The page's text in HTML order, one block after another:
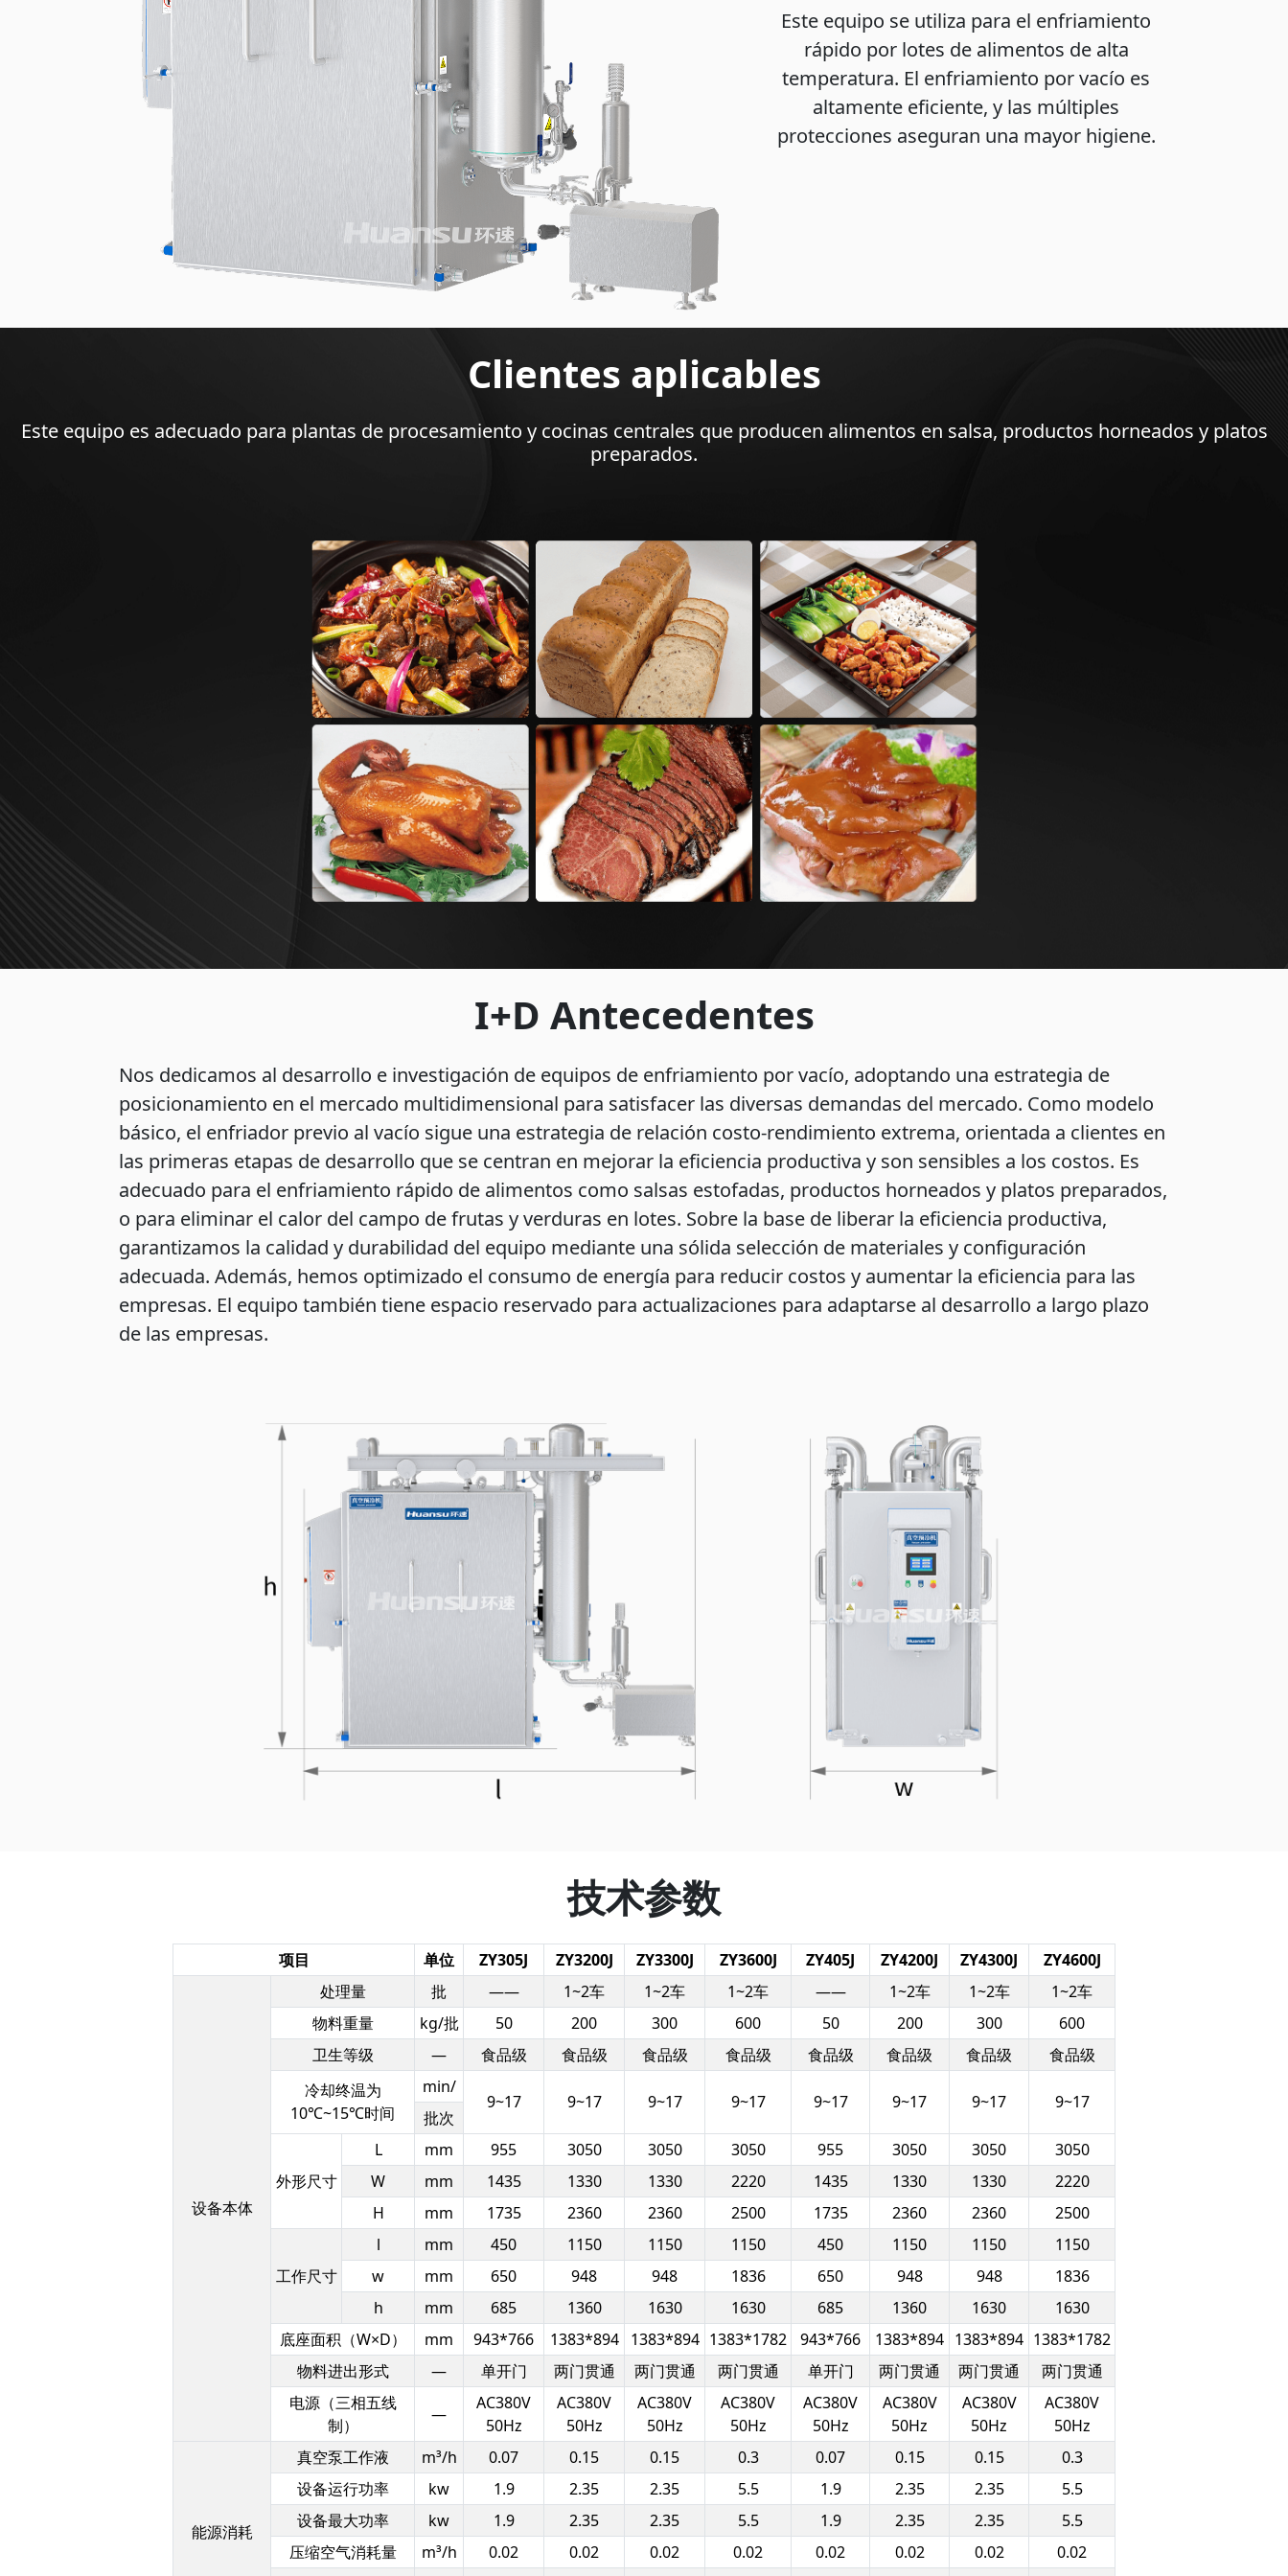
Este equipo se utiliza para el enfriamiento
rápido por lotes de alimentos de alta
temperatura. El enfriamiento por vacío es
altamente eficiente, y las múltiples
protecciones aseguran una mayor higiene.
Clientes aplicables
Este equipo es adecuado para plantas de procesamiento y cocinas centrales que producen alimentos en salsa, productos horneados y platos
preparados.
I+D Antecedentes
Nos dedicamos al desarrollo e investigación de equipos de enfriamiento por vacío, adoptando una estrategia de
posicionamiento en el mercado multidimensional para satisfacer las diversas demandas del mercado. Como modelo
básico, el enfriador previo al vacío sigue una estrategia de relación costo-rendimiento extrema, orientada a clientes en
las primeras etapas de desarrollo que se centran en mejorar la eficiencia productiva y son sensibles a los costos. Es
adecuado para el enfriamiento rápido de alimentos como salsas estofadas, productos horneados y platos preparados,
o para eliminar el calor del campo de frutas y verduras en lotes. Sobre la base de liberar la eficiencia productiva,
garantizamos la calidad y durabilidad del equipo mediante una sólida selección de materiales y configuración
adecuada. Además, hemos optimizado el consumo de energía para reducir costos y aumentar la eficiencia para las
empresas. El equipo también tiene espacio reservado para actualizaciones para adaptarse al desarrollo a largo plazo
de las empresas.
技术参数
项目 单位 ZY305J ZY3200J ZY3300J ZY3600J ZY405J ZY4200J ZY4300J ZY4600J
设备本体
处理量 批 —— 1~2车 1~2车 1~2车 —— 1~2车 1~2车
1~2车
物料重量
kg/批 50 200 300 600 50 200 300
600
卫生等级
— 食品级 食品级 食品级 食品级 食品级 食品级 食品级
食品级
冷却终温为
10℃~15℃时间
min/
9~17 9~17 9~17 9~17 9~17 9~17 9~17 9~17
批次
外形尺寸
L mm 955 3050 3050 3050 955 3050 3050
3050
W
mm 1435 1330 1330 2220 1435 1330 1330
2220
H
mm 1735 2360 2360 2500 1735 2360 2360 2500
工作尺寸
l mm 450 1150 1150 1150 450 1150 1150
1150
w
mm 650 948 948 1836 650 948 948
1836
h
mm 685 1360 1630 1630 685 1360 1630
1630
底座面积（W×D）
mm 943*766 1383*894 1383*894 1383*1782 943*766 1383*894 1383*894 1383*1782
物料进出形式
— 单开门 两门贯通 两门贯通 两门贯通 单开门 两门贯通 两门贯通
两门贯通
电源（三相五线
制）
—
AC380V
50Hz
AC380V
50Hz
AC380V
50Hz
AC380V
50Hz
AC380V
50Hz
AC380V
50Hz
AC380V
50Hz
AC380V
50Hz
能源消耗
真空泵工作液 m³/h 0.07 0.15 0.15 0.3 0.07 0.15 0.15
0.3
设备运行功率
kw 1.9 2.35 2.35 5.5 1.9 2.35 2.35
5.5
设备最大功率
kw 1.9 2.35 2.35 5.5 1.9 2.35 2.35
5.5
压缩空气消耗量
m³/h 0.02 0.02 0.02 0.02 0.02 0.02 0.02
0.02